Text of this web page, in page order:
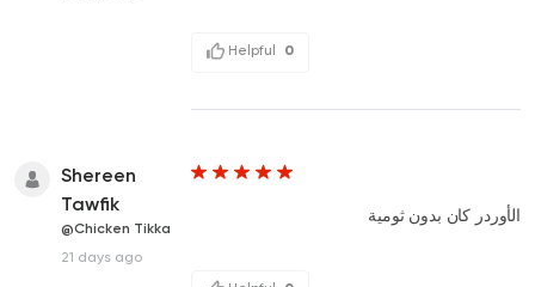
Helpful 0
Shereen
Tawfik
@Chicken Tikka
21 days ago
الأوردر كان بدون ثومية